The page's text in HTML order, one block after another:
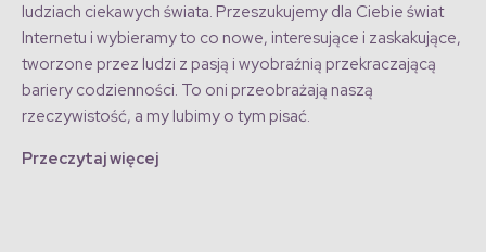
ludziach ciekawych świata. Przeszukujemy dla Ciebie świat
Internetu i wybieramy to co nowe, interesujące i zaskakujące,
tworzone przez ludzi z pasją i wyobraźnią przekraczającą
bariery codzienności. To oni przeobrażają naszą
rzeczywistość, a my lubimy o tym pisać.
Przeczytaj więcej